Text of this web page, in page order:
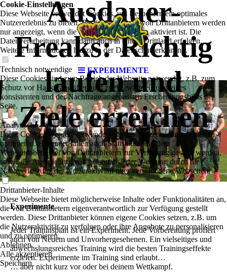
EXPERIMENTE
Ausdauer-
Freaks: Richtig
laufen und
Ziele erreichen
Experimente
Jeder Traininsplan ist ein Experiment. Jede Vorbereitung profiert
auch von Neuem und Unvorhergesehenen. Ein vielseitiges und
abwechslungsreiches Training wird die besten Trainingseffekte
erzielen. Experimente im Training sind erlaubt…
… aber nicht kurz vor oder bei deinem Wettkampf.
Cookie-Einstellungen
Diese Webseite verwendet Cookies, um Besuchern ein optimales
Nutzererlebnis zu bieten. Bestimmte Inhalte von Drittanbietern werden
nur angezeigt, wenn die entsprechende Option aktiviert ist. Die
Datenverarbeitung kann dann auch in einem Drittland erfolgen.
Weitere Informationen hierzu in der Datenschutzerklärung.
Technisch notwendige
Diese Cookies sind zum Betrieb der Webseite notwendig, z.B. zum
Schutz vor Hackerangriffen und zur Gewährleistung eines
konsistenten und der Nachfrage angepassten Erscheinungsbilds der
Seite.
Analytische
Diese Cookies werden verwendet, um das Nutzererlebnis weiter zu
optimieren. Hierunter fallen auch Statistiken, die dem
Webseitenbetreiber von Drittanbietern zur Verfügung gestellt werden,
sowie die Ausspielung von personalisierter Werbung durch die
Nachverfolgung der Nutzeraktivität über verschiedene Webseiten.
Drittanbieter-Inhalte
Diese Webseite bietet möglicherweise Inhalte oder Funktionalitäten an,
die von Drittanbietern eigenverantwortlich zur Verfügung gestellt
werden. Diese Drittanbieter können eigene Cookies setzen, z.B. um
die Nutzeraktivität zu verfolgen oder ihre Angebote zu personalisieren
und zu optimieren.
Ablehnen
Alle akzeptieren
Speichern